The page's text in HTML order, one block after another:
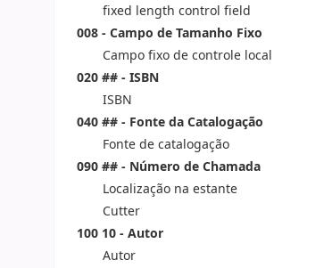
fixed length control field
008 - Campo de Tamanho Fixo
Campo fixo de controle local
020 ## - ISBN
ISBN
040 ## - Fonte da Catalogação
Fonte de catalogação
090 ## - Número de Chamada
Localização na estante
Cutter
100 10 - Autor
Autor